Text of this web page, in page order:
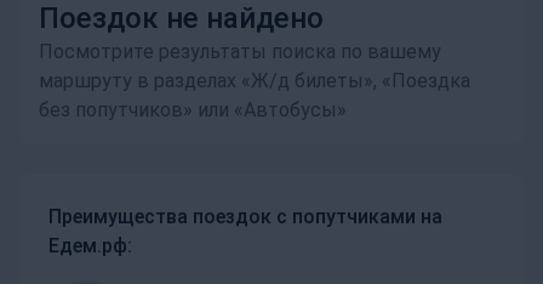
Поездок не найдено
Посмотрите результаты поиска по вашему
маршруту в разделах «Ж/д билеты», «Поездка
без попутчиков» или «Автобусы»
Преимущества поездок с попутчиками на
Едем.рф: